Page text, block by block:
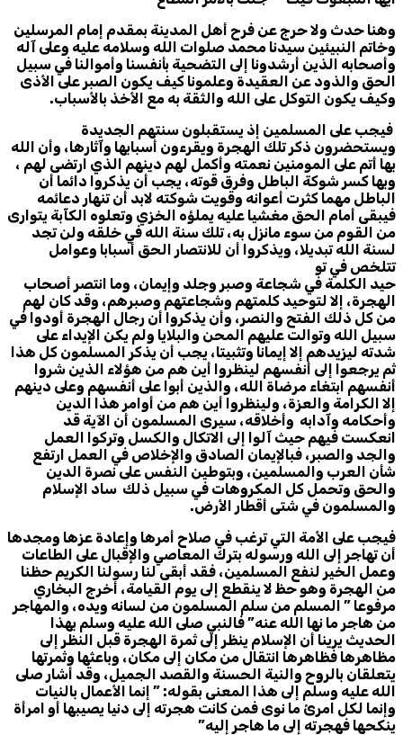
وهنا حدث ولا حرج عن فرح أهل المدينة بمقدم إمام المرسلين
وخاتم النبيئين سيدنا محمد صلوات الله وسلامه عليه وعلى آله
وأصحابه الذين أرشدونا إلى التضحية بأنفسنا وأموالنا في سبيل
الحق والذود عن العقيدة وعلمونا كيف يكون الصبر على الأذى
وكيف يكون التوكل على الله والثقة به مع الأخذ بالأسباب.
فيجب على المسلمين إذ يستقبلون سنتهم الجديدة
ويستحضرون ذكر تلك الهجرة ويقرءون أسبابها وآثارها، وأن الله
بها أتم على المومنين نعمته وأكمل لهم دينهم الذي ارتضى لهم ،
وبها كسر شوكة الباطل وفرق قوته، يجب أن يذكروا دائما أن
الباطل مهما كثرت أعوانه وقويت شوكته لابد أن تنهار دعائمه
فيبقى أمام الحق مغشيا عليه يملؤه الخزي وتعلوه الكآبة يتوارى
من القوم من سوء مانزل به، تلك سنة الله في خلقه ولن تجد
لسنة الله تبديلا، ويذكروا أن للانتصار الحق أسبابا وعوامل
تتلخص في تو
حيد الكلمة في شجاعة وصبر وجلد وإيمان، وما انتصر أصحاب
الهجرة، إلا لتوحيد كلمتهم وشجاعتهم وصبرهم، وقد كان لهم
من كل ذلك الفتح والنصر، وأن يذكروا أن رجال الهجرة أودوا في
سبيل الله وتوالت عليهم المحن والبلايا ولم يكن الإيداء على
شدته ليزيدهم إلا إيمانا وتثبيتا، يجب أن يذكر المسلمون كل هذا
ثم يرجعوا إلى أنفسهم لينظروا أين هم من هؤلاء الذين شروا
أنفسهم ابتغاء مرضاة الله، والذين أبوا على أنفسهم وعلى دينهم
إلا الكرامة والعزة، ولينظروا أين هم من أوامر هذا الدين
وأحكامه وآدابه وأخلاقه، سيرى المسلمون أن الآية قد
انعكست فيهم حيث آلوا إلى الاتكال والكسل وتركوا العمل
والجد والصبر، فبالإيمان الصادق والإخلاص في العمل ارتفع
شأن العرب والمسلمين، وبتوطين النفس على نصرة الدين
والحق وتحمل كل المكروهات في سبيل ذلك ساد الإسلام
والمسلمون في شتى أقطار الأرض.
فيجب على الأمة التي ترغب في صلاح أمرها وإعادة عزها ومجدها
أن تهاجر إلى الله ورسوله بترك المعاصي والإقبال على الطاعات
وعمل الخير لنفع المسلمين، فقد أبقى لنا رسولنا الكريم حظنا
من الهجرة وهو حظ لا ينقطع إلى يوم القيامة، أخرج البخاري
مرفوعا ” المسلم من سلم المسلمون من لسانه ويده، والمهاجر
من هاجر ما نها الله عنه” فالنبي صلى الله عليه وسلم بهذا
الحديث يرينا أن الإسلام ينظر إلى ثمرة الهجرة قبل النظر إلى
مظاهرها فظاهرها انتقال من مكان إلى مكان، وباعثها وثمرتها
يتعلقان بالروح والنية الحسنة والقصد الجميل، وقد أشار صلى
الله عليه وسلم إلى هذا المعنى بقوله: ” إنما الأعمال بالنيات
وإنما لكل امرئ ما نوى فمن كانت هجرته إلى دنيا يصيبها أو امرأة
ينكحها فهجرته إلى ما هاجر إليه”